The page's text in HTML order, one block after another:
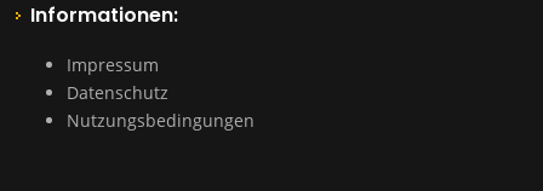
Informationen:
Impressum
Datenschutz
Nutzungsbedingungen